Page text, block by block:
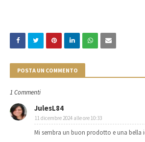
POSTA UN COMMENTO
1 Commenti
JulesL84
11 dicembre 2024 alle ore 10:33
Mi sembra un buon prodotto e una bella